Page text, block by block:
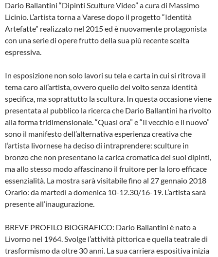
Dario Ballantini “Dipinti Sculture Video” a cura di Massimo
Licinio. L’artista torna a Varese dopo il progetto “Identità
Artefatte” realizzato nel 2015 ed è nuovamente protagonista
con una serie di opere frutto della sua più recente scelta
espressiva.
In esposizione non solo lavori su tela e carta in cui si ritrova il
tema caro all’artista, ovvero quello del volto senza identità
specifica, ma soprattutto la scultura. In questa occasione viene
presentata al pubblico la ricerca che Dario Ballantini ha rivolto
alla forma tridimensionale. “Quasi ora” e “Il vecchio e il nuovo”
sono il manifesto dell’alternativa esperienza creativa che
l’artista livornese ha deciso di intraprendere: sculture in
bronzo che non presentano la carica cromatica dei suoi dipinti,
ma allo stesso modo affascinano il fruitore per la loro efficace
essenzialità. La mostra sarà visitabile fino al 27 gennaio 2018
Orario: da martedì a domenica 10-12.30/16-19. L’artista sarà
presente all’inaugurazione.
BREVE PROFILO BIOGRAFICO: Dario Ballantini è nato a
Livorno nel 1964. Svolge l’attività pittorica e quella teatrale di
trasformismo da oltre 30 anni. La sua carriera espositiva inizia